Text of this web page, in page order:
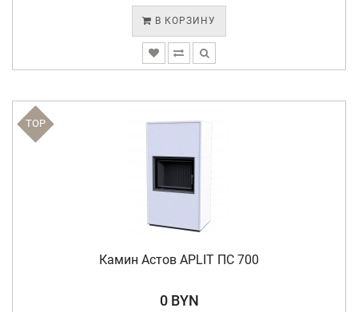
В КОРЗИНУ
TOP
Камин Астов APLIT ПС 700
0 BYN